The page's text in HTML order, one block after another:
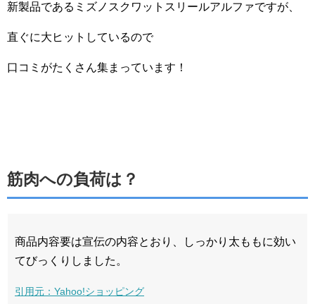
新製品であるミズノスクワットスリールアルファですが、
直ぐに大ヒットしているので
口コミがたくさん集まっています！
筋肉への負荷は？
商品内容要は宣伝の内容とおり、しっかり太ももに効い
てびっくりしました。
引用元：Yahoo!ショッピング